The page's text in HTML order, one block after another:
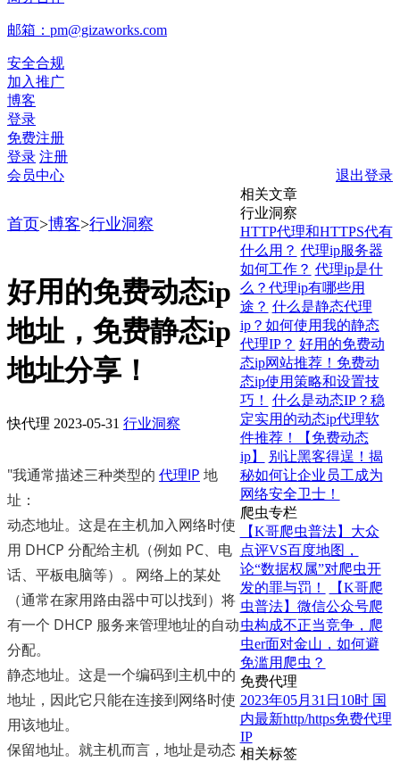
邮箱：pm@gizaworks.com
安全合规
加入推广
博客
登录
免费注册
登录 注册
会员中心
退出登录
首页>博客>行业洞察
好用的免费动态ip
地址，免费静态ip
地址分享！
快代理 2023-05-31 行业洞察
"我通常描述三种类型的 代理IP 地
址：
动态地址。这是在主机加入网络时使
用 DHCP 分配给主机（例如 PC、电
话、平板电脑等）。网络上的某处
（通常在家用路由器中可以找到）将
有一个 DHCP 服务来管理地址的自动
分配。
静态地址。这是一个编码到主机中的
地址，因此它只能在连接到网络时使
用该地址。
保留地址。就主机而言，地址是动态
相关文章
行业洞察
HTTP代理和HTTPS代有
什么用？ 代理ip服务器
如何工作？ 代理ip是什
么？代理ip有哪些用
途？ 什么是静态代理
ip？如何使用我的静态
代理IP？ 好用的免费动
态ip网站推荐！免费动
态ip使用策略和设置技
巧！
什么是动态IP？稳
定实用的动态ip代理软
件推荐！【免费动态
ip】
别让黑客得逞！揭
秘如何让企业员工成为
网络安全卫士！
爬虫专栏
【K哥爬虫普法】大众
点评VS百度地图，
论“数据权属”对爬虫开
发的罪与罚！
【K哥爬
虫普法】微信公众号爬
虫构成不正当竞争，爬
虫er面对金山，如何避
免滥用爬虫？
免费代理
2023年05月31日10时 国
内最新http/https免费代理
IP
相关标签